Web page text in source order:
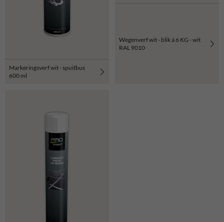
Markeringsverf wit - spuitbus
600 ml
Wegenverf wit - blik á 6 KG - wit
RAL 9010